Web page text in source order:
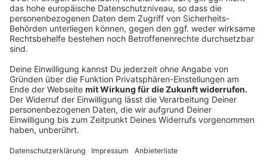
"Wir arbeiten das ganze Jahr auf unseren Höfen
und Feldern und in den Ställen, denn unsere
Ernten können wir nicht verschieben“.
Es gibt also genug Obst, Gemüse, Fleisch, Milch und
Getreide. Da liegt der deutsche
Selbstversorgungsgrad deutlich über 100 Prozent, so
mehr gibt.